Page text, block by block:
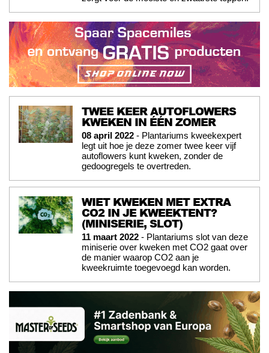
TWEE KEER AUTOFLOWERS
KWEKEN IN ÉÉN ZOMER
08 april 2022 - Plantariums kweekexpert
legt uit hoe je deze zomer twee keer vijf
autoflowers kunt kweken, zonder de
gedoogregels te overtreden.
WIET KWEKEN MET EXTRA
CO2 IN JE KWEEKTENT?
(MINISERIE, SLOT)
11 maart 2022 - Plantariums slot van deze
miniserie over kweken met CO2 gaat over
de manier waarop CO2 aan je
kweekruimte toegevoegd kan worden.